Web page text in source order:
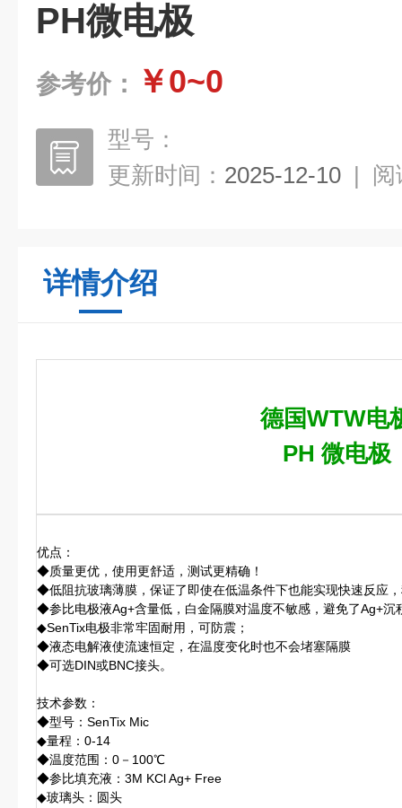
PH微电极
参考价： ￥0~0
型号：
更新时间： 2025-12-10 | 阅
详情介绍
德国WTW电
PH 微电极
优点：
◆质量更优，使用更舒适，测试更精确！
◆低阻抗玻璃薄膜，保证了即使在低温条件下也能实现快速反应
◆参比电极液Ag+含量低，白金隔膜对温度不敏感，避免了Ag+沉
◆SenTix电极非常牢固耐用，可防震；
◆液态电解液使流速恒定，在温度变化时也不会堵塞隔膜
◆可选DIN或BNC接头。
技术参数：
◆型号：SenTix Mic
◆量程：0-14
◆温度范围：0－100℃
◆参比填充液：3M KCl Ag+ Free
◆玻璃头：圆头